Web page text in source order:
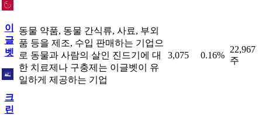
이
글
벳
동물 약품, 동물 간식류, 사료, 부외
품 등을 제조, 수입 판매하는 기업으
로 동물과 사람의 살인 진드기에 대
한 치료제나 구충제는 이글벳이 유
일하게 제공하는 기업
3,075 0.16%
22,967
주
크
린